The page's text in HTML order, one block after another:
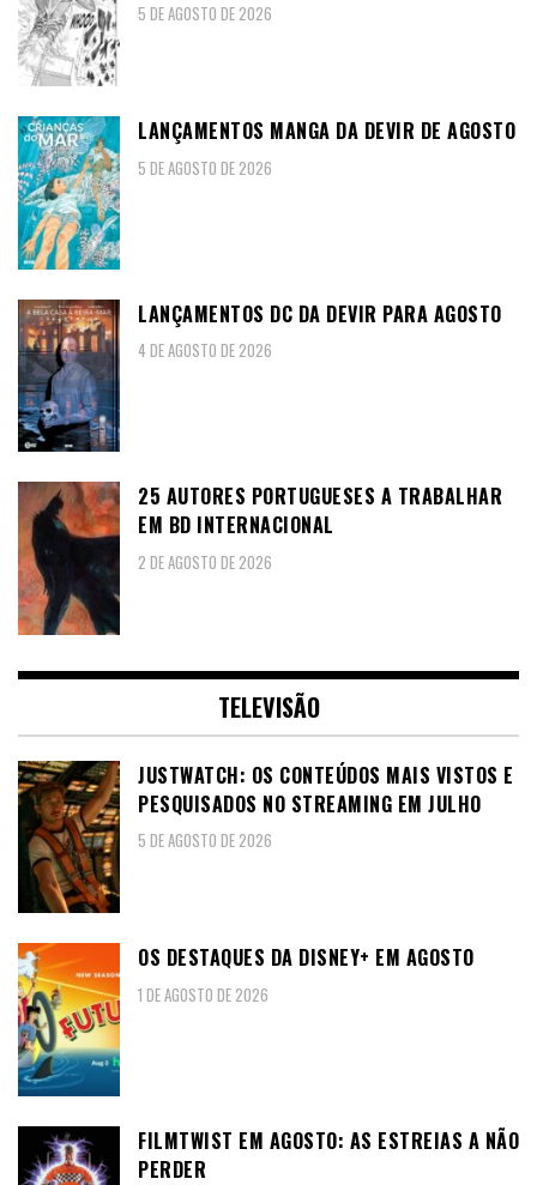
5 DE AGOSTO DE 2026
LANÇAMENTOS MANGA DA DEVIR DE AGOSTO
5 DE AGOSTO DE 2026
LANÇAMENTOS DC DA DEVIR PARA AGOSTO
4 DE AGOSTO DE 2026
25 AUTORES PORTUGUESES A TRABALHAR
EM BD INTERNACIONAL
2 DE AGOSTO DE 2026
TELEVISÃO
JUSTWATCH: OS CONTEÚDOS MAIS VISTOS E
PESQUISADOS NO STREAMING EM JULHO
5 DE AGOSTO DE 2026
OS DESTAQUES DA DISNEY+ EM AGOSTO
1 DE AGOSTO DE 2026
FILMTWIST EM AGOSTO: AS ESTREIAS A NÃO
PERDER